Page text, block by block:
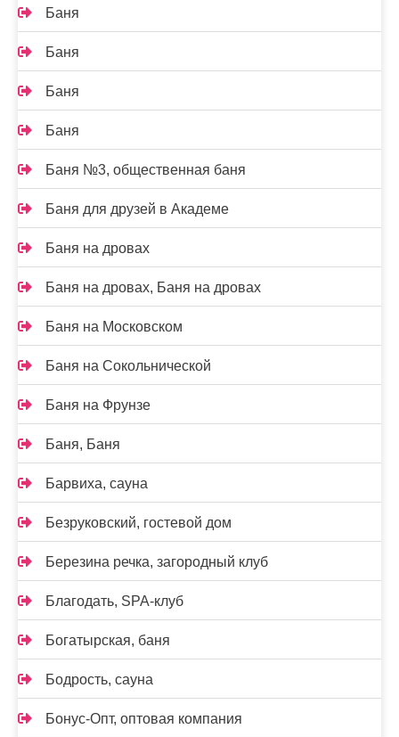
Баня
Баня
Баня
Баня
Баня №3, общественная баня
Баня для друзей в Академе
Баня на дровах
Баня на дровах, Баня на дровах
Баня на Московском
Баня на Сокольнической
Баня на Фрунзе
Баня, Баня
Барвиха, сауна
Безруковский, гостевой дом
Березина речка, загородный клуб
Благодать, SPA-клуб
Богатырская, баня
Бодрость, сауна
Бонус-Опт, оптовая компания